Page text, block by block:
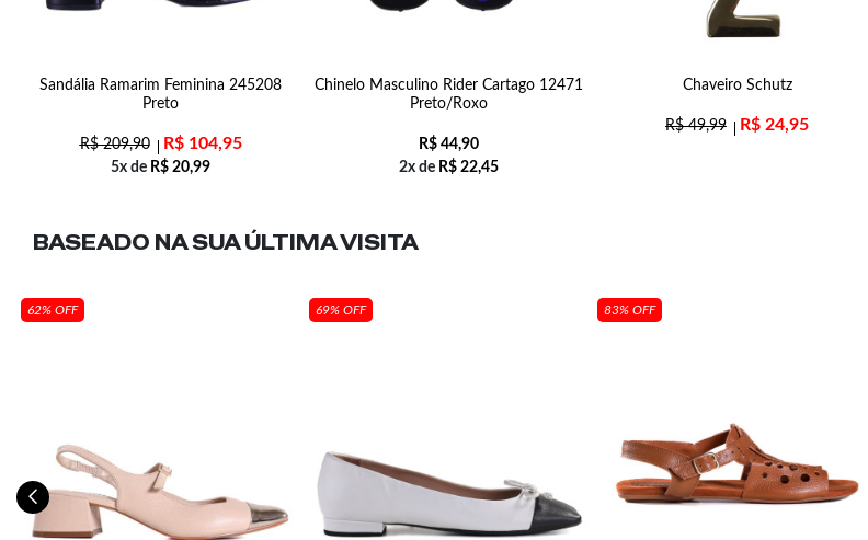
Sandália Ramarim Feminina 245208
Preto
R$209,90 R$104,95
5x de R$ 20,99
Chinelo Masculino Rider Cartago 12471
Preto/Roxo
R$ 44,90
2x de R$ 22,45
Chaveiro Schutz
R$49,99 R$ 24,95
BASEADO NA SUAÚLTIMA VISITA
62% OFF 69% OFF 83% OFF